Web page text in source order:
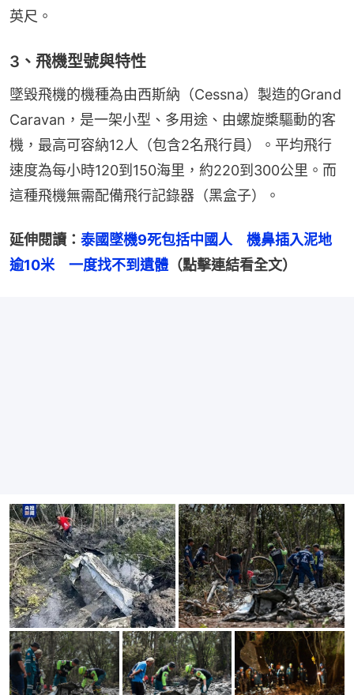
英尺。
3、飛機型號與特性
墜毀飛機的機種為由西斯納（Cessna）製造的Grand
Caravan，是一架小型、多用途、由螺旋槳驅動的客
機，最高可容納12人（包含2名飛行員）。平均飛行
速度為每小時120到150海里，約220到300公里。而
這種飛機無需配備飛行記錄器（黑盒子）。
延伸閱讀： 泰國墜機9死包括中國人　機鼻插入泥地
逾10米　一度找不到遺體 （點擊連結看全文）